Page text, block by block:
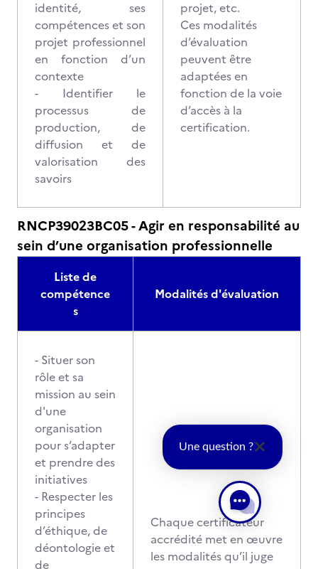
identité, ses
compétences et son
projet professionnel
en fonction d’un
contexte
- Identifier le
processus de
production, de
diffusion et de
valorisation des
savoirs
projet, etc.
Ces modalités
d’évaluation
peuvent être
adaptées en
fonction de la voie
d’accès à la
certification.
RNCP39023BC05 - Agir en responsabilité au
sein d’une organisation professionnelle
Liste de
compétence
s
Modalités d'évaluation
- Situer son
rôle et sa
mission au sein
d'une
organisation
pour s’adapter
et prendre des
initiatives
- Respecter les
principes
d’éthique, de
déontologie et
de
Chaque certificateur
accrédité met en œuvre
les modalités qu’il juge
Une question ?